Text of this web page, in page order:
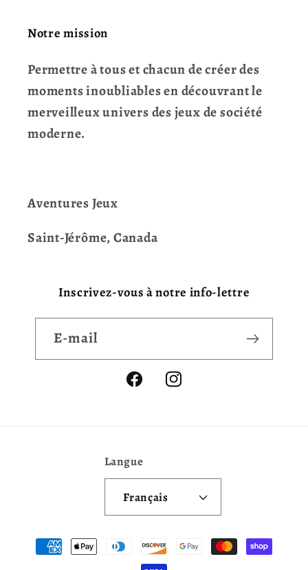
Notre mission
Permettre à tous et chacun de créer des
moments inoubliables en découvrant le
merveilleux univers des jeux de société
moderne.
Aventures Jeux
Saint-Jérôme, Canada
Inscrivez-vous à notre info-lettre
E-mail
FacebookInstagram
Langue
Français
Moyens
de